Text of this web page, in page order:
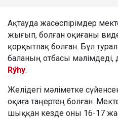
Ақтауда жасөспірімдер
жығып, болған оқиғаны
қорқытпақ болған. Бұл
баланың отбасы мәлімдеді,
Rýhy.
Желідегі мәліметке
оқиға таңертең болған.
шыққан кезде оны 16-17